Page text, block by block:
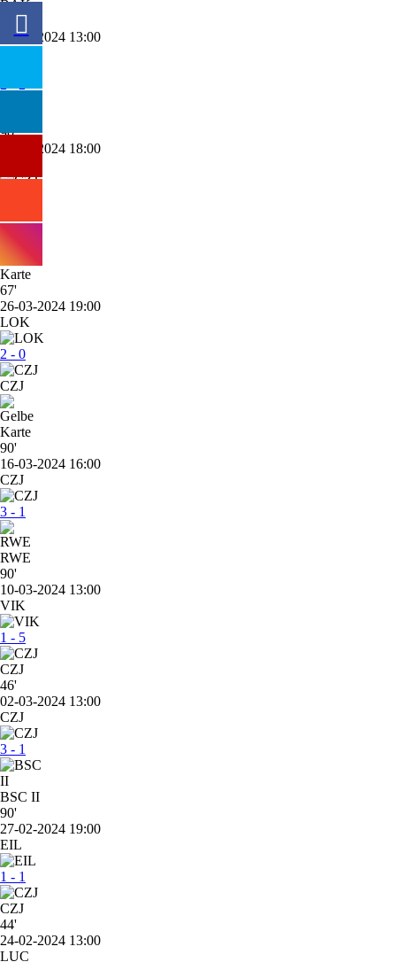
BAK
14-04-2024 13:00
90'
05-04-2024 18:00
ENE
67'
26-03-2024 19:00
LOK
2 - 0
CZJ
90'
16-03-2024 16:00
CZJ
3 - 1
RWE
90'
10-03-2024 13:00
VIK
1 - 5
CZJ
46'
02-03-2024 13:00
CZJ
3 - 1
BSC II
90'
27-02-2024 19:00
EIL
1 - 1
CZJ
44'
24-02-2024 13:00
LUC